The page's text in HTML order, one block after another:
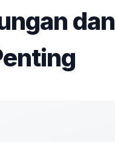
dan